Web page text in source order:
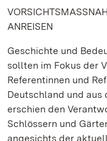
ANREISEN
Geschichte und
sollten im Fokus der
Referentinnen und
Deutschland und aus
erschien den
Schlössern und
angesichts der